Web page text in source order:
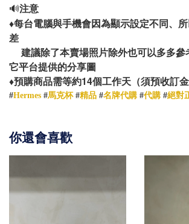
🔊注意
♦️每台電腦與手機會因為顯示設定不同、
差
建議除了本賣場照片除外也可以多多參
它平台提供的分享圖
♦️預購商品需等約14個工作天（須預收訂金
#Hermes #馬克杯 #精品 #名牌代購 #代購 #絕對
你還會喜歡